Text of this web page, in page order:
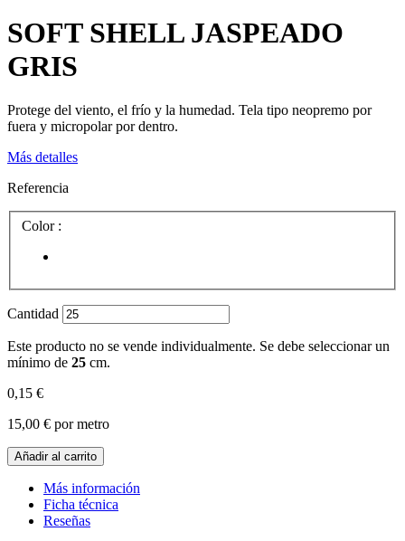
SOFT SHELL JASPEADO
GRIS
Protege del viento, el frío y la humedad. Tela tipo neopremo por
fuera y micropolar por dentro.
Más detalles
Referencia
Color :
Cantidad
Este producto no se vende individualmente. Se debe seleccionar un
mínimo de 25 cm.
0,15 €
15,00 € por metro
Añadir al carrito
Más información
Ficha técnica
Reseñas